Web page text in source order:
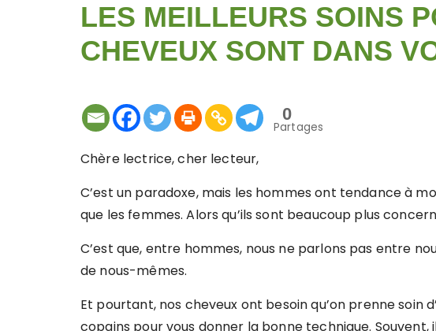
LES MEILLEURS SOINS
CHEVEUX SONT DANS
0
Partages
Chère lectrice, cher lecteur,
C’est un paradoxe, mais les hommes ont tendance à
que les femmes. Alors qu’ils sont beaucoup plus
C’est que, entre hommes, nous ne parlons pas entre
de nous-mêmes.
Et pourtant, nos cheveux ont besoin qu’on prenne soin
copains pour vous donner la bonne technique. Souvent,